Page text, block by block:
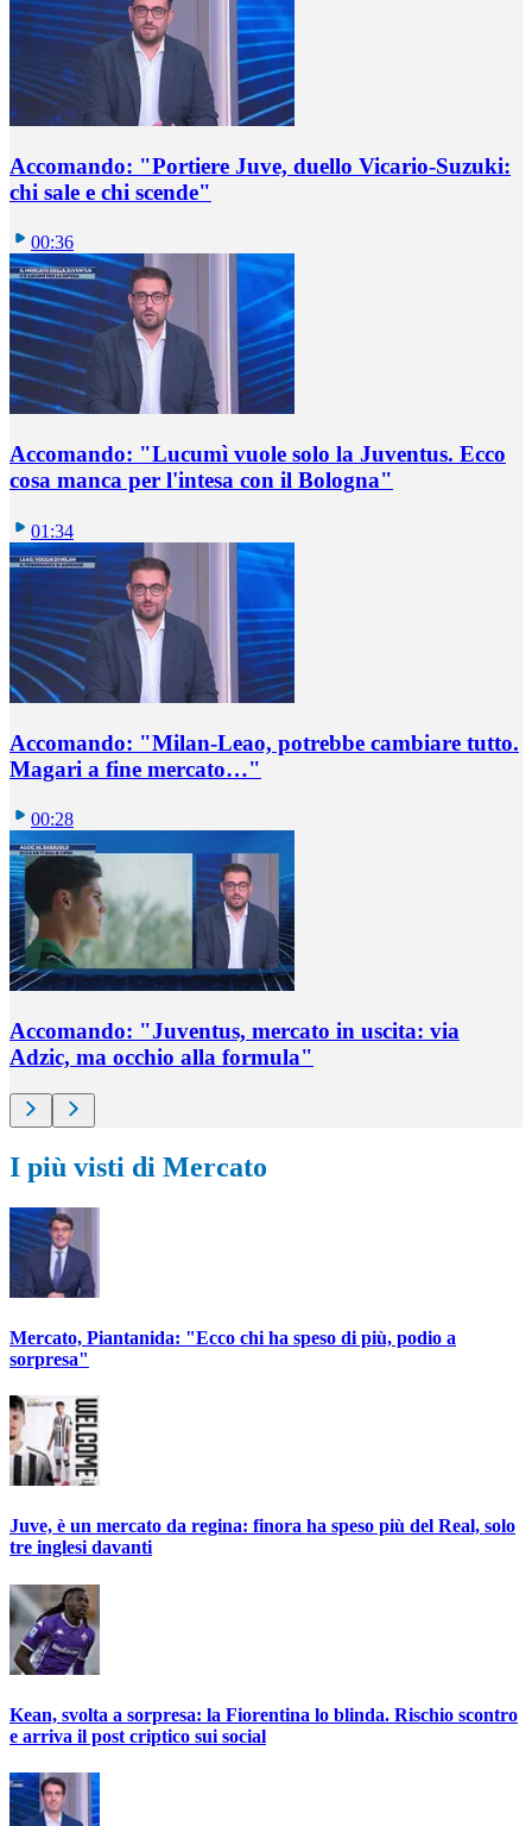
Accomando: "Portiere Juve, duello Vicario-Suzuki:
chi sale e chi scende"
00:36
Accomando: "Lucumì vuole solo la Juventus. Ecco
cosa manca per l'intesa con il Bologna"
01:34
Accomando: "Milan-Leao, potrebbe cambiare tutto.
Magari a fine mercato…"
00:28
Accomando: "Juventus, mercato in uscita: via
Adzic, ma occhio alla formula"
I più visti di Mercato
Mercato, Piantanida: "Ecco chi ha speso di più, podio a
sorpresa"
Juve, è un mercato da regina: finora ha speso più del Real, solo
tre inglesi davanti
Kean, svolta a sorpresa: la Fiorentina lo blinda. Rischio scontro
e arriva il post criptico sui social